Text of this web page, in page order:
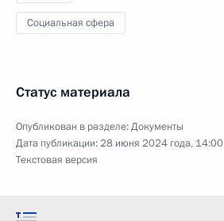
Социальная сфера
Статус материала
Опубликован в разделе:Документы
Дата публикации:28 июня 2024 года, 14:00
Текстовая версия